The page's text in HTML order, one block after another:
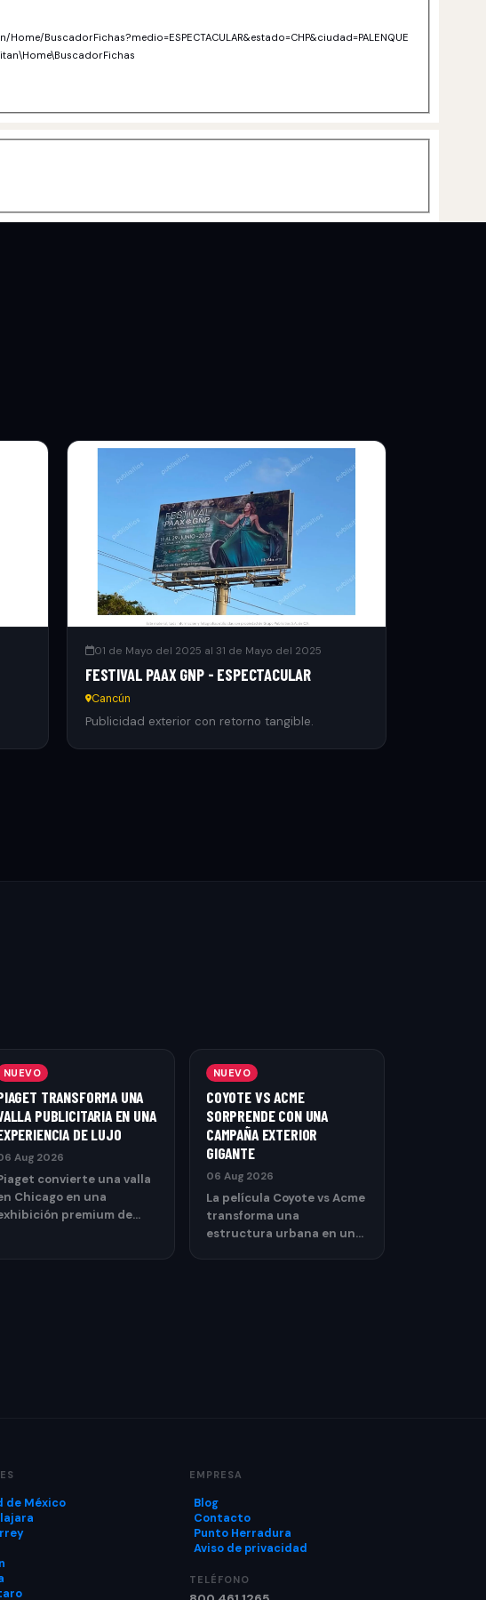
Home/BuscadorFichas?medio=ESPECTACULAR&estado=CHP&ciudad=PALENQUE
01 de Mayo del 2025 al 31 de Mayo del 2025
FESTIVAL PAAX GNP - ESPECTACULAR
Cancún
Publicidad exterior con retorno tangible.
NUEVO
TRANSFORMA UNA
PUBLICITARIA EN UNA
DE LUJO
Aug 2026
convierte una valla
Chicago en una
premium de
NUEVO
COYOTE VS ACME
SORPRENDE CON UNA
CAMPAÑA EXTERIOR
GIGANTE
06 Aug 2026
La película Coyote vs Acme
transforma una
estructura urbana en una
de México
EMPRESA
Blog
Contacto
Punto Herradura
Aviso de privacidad
TELÉFONO